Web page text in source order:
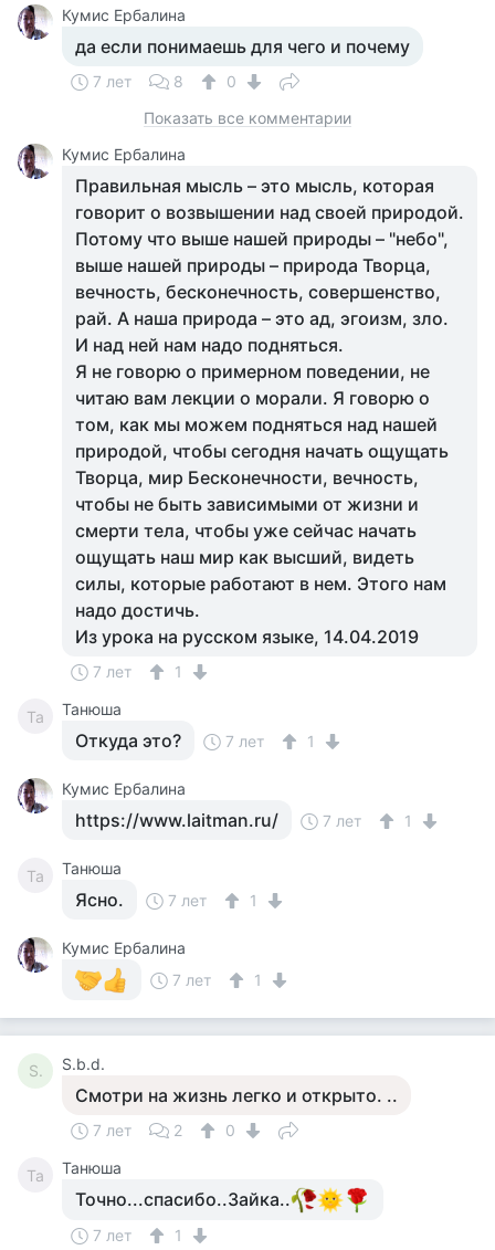
Кумис Ербалина
да если понимаешь для чего и почему
7 лет 8
0
Показать все комментарии
Кумис Ербалина
Правильная мысль – это мысль, которая
говорит о возвышении над своей природой.
Потому что выше нашей природы – "небо",
выше нашей природы – природа Творца,
вечность, бесконечность, совершенство,
рай. А наша природа – это ад, эгоизм, зло.
И над ней нам надо подняться.
Я не говорю о примерном поведении, не
читаю вам лекции о морали. Я говорю о
том, как мы можем подняться над нашей
природой, чтобы сегодня начать ощущать
Творца, мир Бесконечности, вечность,
чтобы не быть зависимыми от жизни и
смерти тела, чтобы уже сейчас начать
ощущать наш мир как высший, видеть
силы, которые работают в нем. Этого нам
надо достичь.
Из урока на русском языке, 14.04.2019
7 лет 1
Та Танюша
Откуда это? 7 лет 1
Кумис Ербалина
https://www.laitman.ru/ 7 лет 1
Та Танюша
Ясно. 7 лет 1
Кумис Ербалина
7 лет
1
S. S.b.d.
Смотри на жизнь легко и открыто. ..
7 лет 2 0
Та Танюша
Точно...спасибо..Зайка..
7 лет 1